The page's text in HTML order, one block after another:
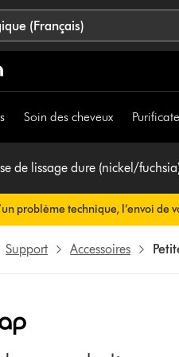
(Français)
Soin des cheveux
de lissage dure (nickel/
problème technique, l’envoi
votre côté. Votre confirmation de
Support Accessoires